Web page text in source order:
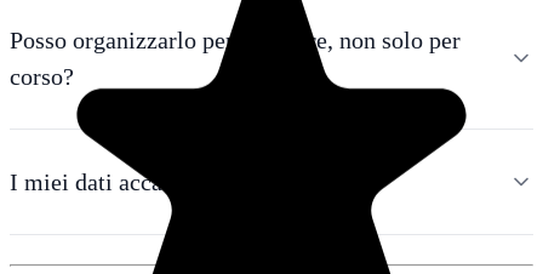
"I love the simple, intuitive interface and the Add to Tasks feature,
especially as I work through my emails! Sharing my tasks is also
easy. Overall, outstanding and simple to use, and that means a lot
with too many complex tasks out there!"
GC
Greg Cantori
Posso organizzarlo per semestre, non solo per
corso?
I miei dati accademici sono privati?